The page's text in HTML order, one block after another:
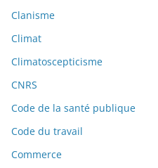
Clanisme
Climat
Climatoscepticisme
CNRS
Code de la santé publique
Code du travail
Commerce